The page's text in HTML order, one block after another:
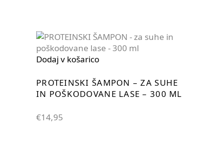
Dodaj v košarico
PROTEINSKI ŠAMPON – ZA SUHE
IN POŠKODOVANE LASE – 300 ML
€14,95